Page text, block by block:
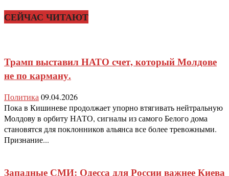
СЕЙЧАС ЧИТАЮТ
Трамп выставил НАТО счет, который Молдове
не по карману.
Политика09.04.2026
Пока в Кишиневе продолжает упорно втягивать нейтральную
Молдову в орбиту НАТО, сигналы из самого Белого дома
становятся для поклонников альянса все более тревожными.
Признание...
Западные СМИ: Одесса для России важнее Киева